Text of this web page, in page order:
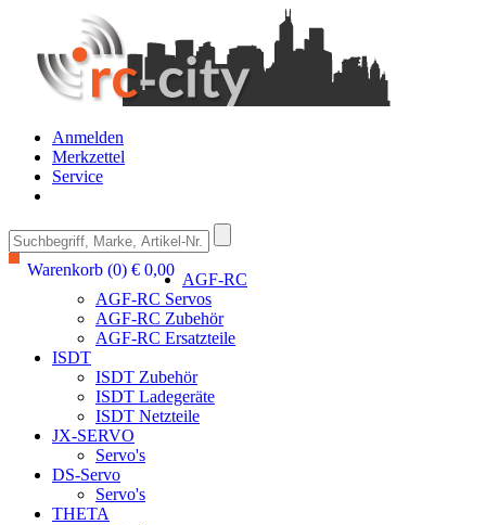
Anmelden
Merkzettel
Service
Warenkorb (0) € 0,00
AGF-RC
AGF-RC Servos
AGF-RC Zubehör
AGF-RC Ersatzteile
ISDT
ISDT Zubehör
ISDT Ladegeräte
ISDT Netzteile
JX-SERVO
Servo's
DS-Servo
Servo's
THETA